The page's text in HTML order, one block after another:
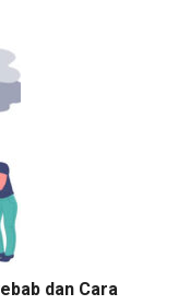
dan Cara